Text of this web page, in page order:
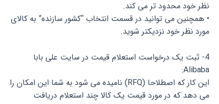
نظر خود محدود تر می کند.
• همچنین می توانید در قسمت انتخاب “کشور سازنده” به کالای
مورد نظر خود نزدیکتر شوید.
4- ثبت یک درخواست استعلام قیمت در سایت علی بابا
Alibaba:
این کار که اصطلاحا (RFQ) نامیده می شود به شما این امکان را
می دهد که در مورد قیمت یک کالا چند استعلام دریافت